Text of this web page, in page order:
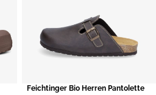
Feichtinger Bio Herren Pantolette